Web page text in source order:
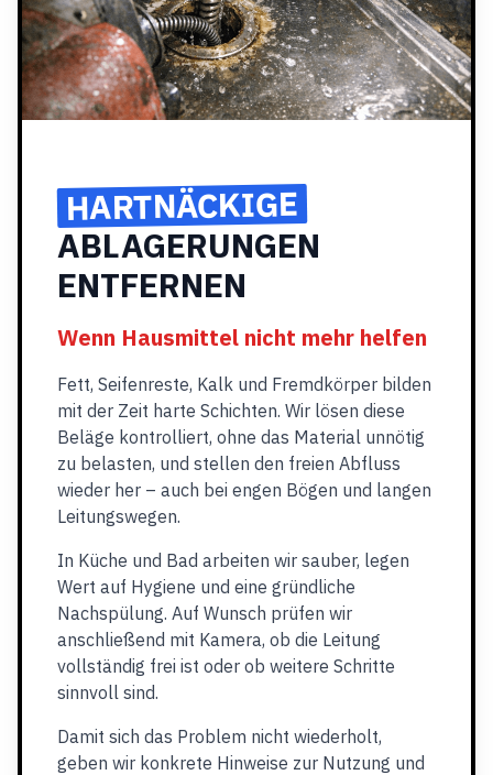
HARTNÄCKIGE
ABLAGERUNGEN
ENTFERNEN
Wenn Hausmittel nicht mehr helfen
Fett, Seifenreste, Kalk und Fremdkörper bilden
mit der Zeit harte Schichten. Wir lösen diese
Beläge kontrolliert, ohne das Material unnötig
zu belasten, und stellen den freien Abfluss
wieder her – auch bei engen Bögen und langen
Leitungswegen.
In Küche und Bad arbeiten wir sauber, legen
Wert auf Hygiene und eine gründliche
Nachspülung. Auf Wunsch prüfen wir
anschließend mit Kamera, ob die Leitung
vollständig frei ist oder ob weitere Schritte
sinnvoll sind.
Damit sich das Problem nicht wiederholt,
geben wir konkrete Hinweise zur Nutzung und